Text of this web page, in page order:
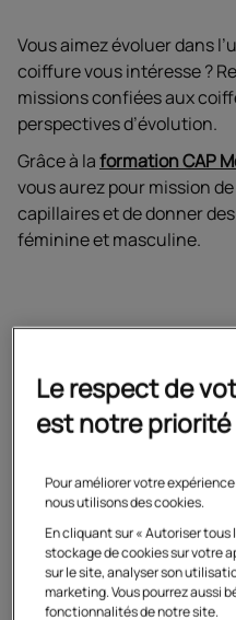
Vous aimez évoluer dans
coiffure vous intéresse ?
missions confiées aux
perspectives d’évolution.
Grâce à laformation CAP
vous aurez pour mission
capillaires et de donner
féminine et masculine.
La coiffure :
génère de
Selon l'UNEC le secteur
180 000 personnes en 2016
secteur d'activité de
reste un métier d'avenir
ouvertures de salons et
Le respect de
est notre priorité
Pour améliorer votre
nous utilisons des cookies.
En cliquant sur « Autoriser
stockage de cookies sur votre
sur le site, analyser son
marketing. Vous pourrez aussi
fonctionnalités de notre site.